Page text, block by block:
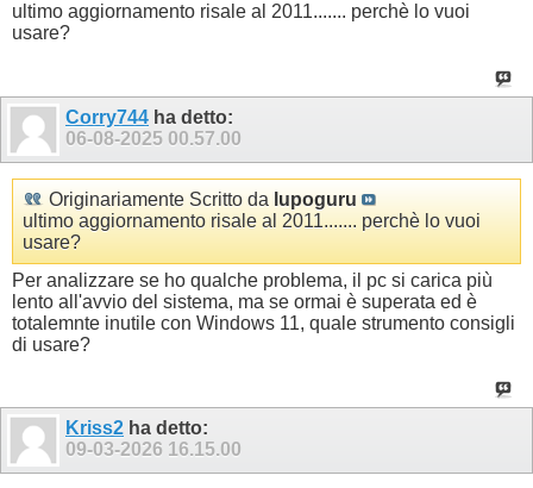
ultimo aggiornamento risale al 2011....... perchè lo vuoi
usare?
Corry744 ha detto:
06-08-2025 00.57.00
Originariamente Scritto da lupoguru
ultimo aggiornamento risale al 2011....... perchè lo vuoi
usare?
Per analizzare se ho qualche problema, il pc si carica più
lento all'avvio del sistema, ma se ormai è superata ed è
totalemnte inutile con Windows 11, quale strumento consigli
di usare?
Kriss2 ha detto:
09-03-2026 16.15.00